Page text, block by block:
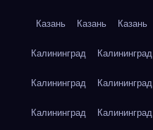
Казань Казань Казань
Калининград Калининград
Калининград Калининград
Калининград Калининград